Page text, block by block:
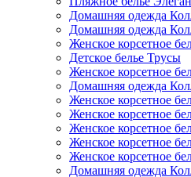
Домашняя одежда
Домашняя одежда
Женское корсетное
Детское белье Трусы
Женское корсетное
Домашняя одежда
Женское корсетное
Женское корсетное
Женское корсетное
Женское корсетное
Женское корсетное
Домашняя одежда